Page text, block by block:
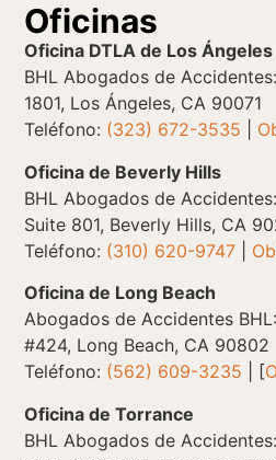
Oficinas
Oficina DTLA de Los Ángeles
BHL Abogados de
1801, Los Ángeles, CA 90071
Teléfono: (323) 672-3535
Oficina de Beverly Hills
BHL Abogados de
Suite 801, Beverly Hills, CA
Teléfono: (310) 620-9747
Oficina de Long Beach
Abogados de Accidentes
#424, Long Beach, CA 90802
Teléfono: (562) 609-3235 | [
Oficina de Torrance
BHL Abogados de